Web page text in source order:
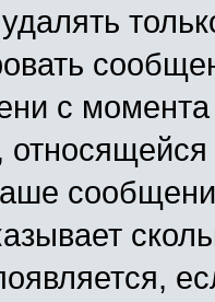
удалять
с